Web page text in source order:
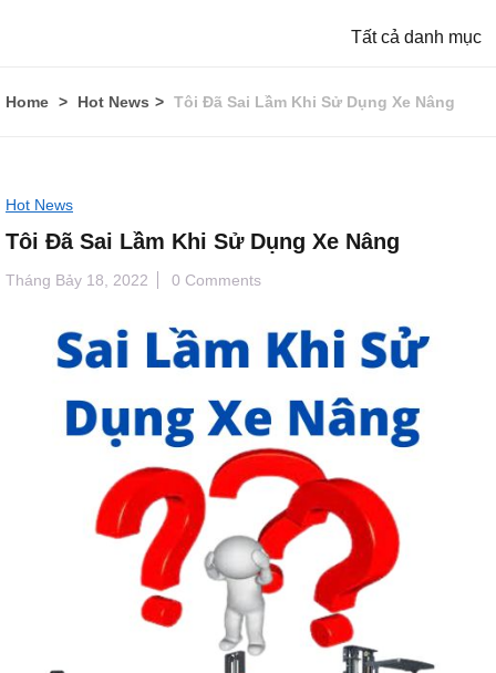
Tất cả danh mục
Home Hot News Tôi Đã Sai Lầm Khi Sử Dụng Xe Nâng
Hot News
Tôi Đã Sai Lầm Khi Sử Dụng Xe Nâng
Tháng Bảy 18, 2022 0 Comments